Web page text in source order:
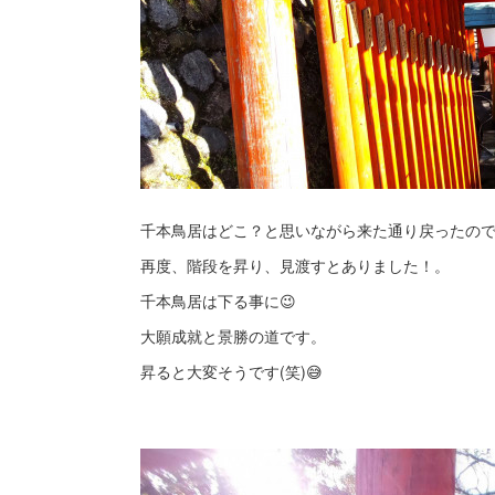
千本鳥居はどこ？と思いながら来た通り戻ったの
再度、階段を昇り、見渡すとありました！。
千本鳥居は下る事に😉
大願成就と景勝の道です。
昇ると大変そうです(笑)😅